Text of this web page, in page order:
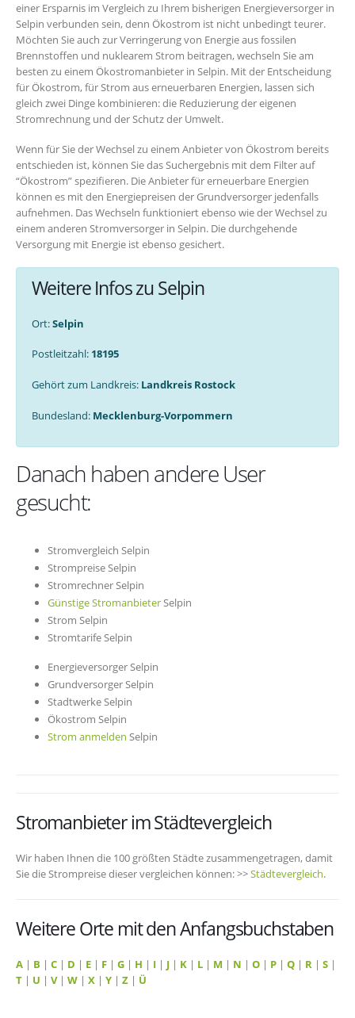
einer Ersparnis im Vergleich zu Ihrem bisherigen Energieversorger in
Selpin verbunden sein, denn Ökostrom ist nicht unbedingt teurer.
Möchten Sie auch zur Verringerung von Energie aus fossilen
Brennstoffen und nuklearem Strom beitragen, wechseln Sie am
besten zu einem Ökostromanbieter in Selpin. Mit der Entscheidung
für Ökostrom, für Strom aus erneuerbaren Energien, lassen sich
gleich zwei Dinge kombinieren: die Reduzierung der eigenen
Stromrechnung und der Schutz der Umwelt.
Wenn für Sie der Wechsel zu einem Anbieter von Ökostrom bereits
entschieden ist, können Sie das Suchergebnis mit dem Filter auf
“Ökostrom” spezifieren. Die Anbieter für erneuerbare Energien
können es mit den Energiepreisen der Grundversorger jedenfalls
aufnehmen. Das Wechseln funktioniert ebenso wie der Wechsel zu
einem anderen Stromversorger in Selpin. Die durchgehende
Versorgung mit Energie ist ebenso gesichert.
Weitere Infos zu Selpin
Ort:Selpin
Postleitzahl: 18195
Gehört zum Landkreis: Landkreis Rostock
Bundesland: Mecklenburg-Vorpommern
Danach haben andere User
gesucht:
Stromvergleich Selpin
Strompreise Selpin
Stromrechner Selpin
Günstige StromanbieterSelpin
Strom Selpin
Stromtarife Selpin
Energieversorger Selpin
Grundversorger Selpin
Stadtwerke Selpin
Ökostrom Selpin
Strom anmelden Selpin
Stromanbieter im Städtevergleich
Wir haben Ihnen die 100 größten Städte zusammengetragen, damit
Sie die Strompreise dieser vergleichen können: >>Städtevergleich.
Weitere Orte mit den Anfangsbuchstaben
A | B | C | D | E | F | G | H | I | J | K | L | M | N | O | P | Q | R | S |
T | U | V| W | X | Y | Z | Ü